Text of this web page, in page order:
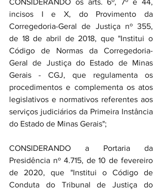
CONSIDERANDO os arts. 6º, 7º e 44,
incisos I e X, do Provimento da
Corregedoria-Geral de Justiça nº 355,
de 18 de abril de 2018, que "Institui o
Código de Normas da Corregedoria-
Geral de Justiça do Estado de Minas
Gerais - CGJ, que regulamenta os
procedimentos e complementa os atos
legislativos e normativos referentes aos
serviços judiciários da Primeira Instância
do Estado de Minas Gerais";
CONSIDERANDO a Portaria da
Presidência nº 4.715, de 10 de fevereiro
de 2020, que "Institui o Código de
Conduta do Tribunal de Justiça do